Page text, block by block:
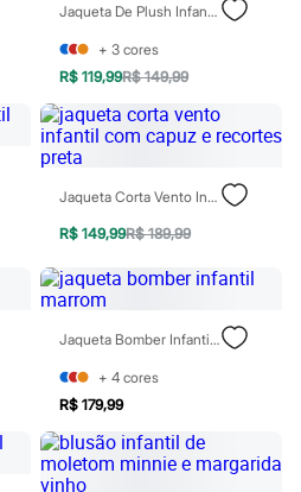
Jaqueta De Plush Infantil Com Capuz E Bolso Rosa
+ 3 cores
R$ 119,99R$ 149,99
Jaqueta Corta Vento Infantil Com Capuz E Recortes Preta
R$ 149,99R$ 189,99
Jaqueta Bomber Infantil Marrom
+ 4 cores
R$ 179,99